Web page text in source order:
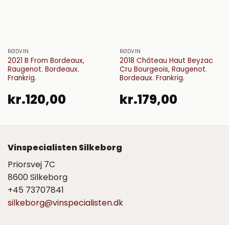
RØDVIN
2021 B From Bordeaux,
Raugenot. Bordeaux.
Frankrig.
kr.120,00
RØDVIN
2018 Château Haut Beyzac
Cru Bourgeois, Raugenot.
Bordeaux. Frankrig.
kr.179,00
Vinspecialisten Silkeborg
Priorsvej 7C
8600 Silkeborg
+45 73707841
silkeborg@vinspecialisten.dk